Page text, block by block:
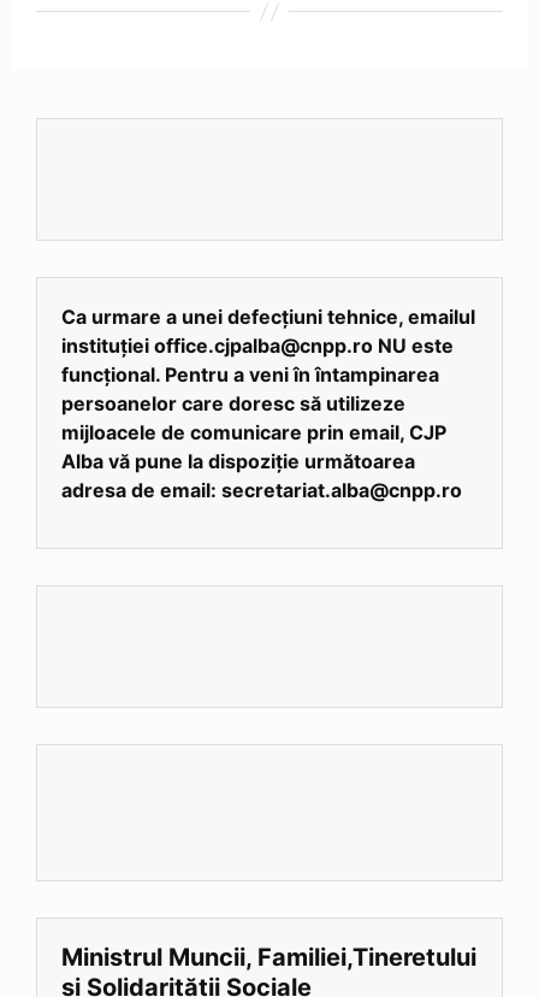
Ca urmare a unei defecțiuni tehnice, emailul
instituției office.cjpalba@cnpp.ro NU este
funcțional. Pentru a veni în întampinarea
persoanelor care doresc să utilizeze
mijloacele de comunicare prin email, CJP
Alba vă pune la dispoziție următoarea
adresa de email: secretariat.alba@cnpp.ro
Ministrul Muncii, Familiei,Tineretului
și Solidarității Sociale